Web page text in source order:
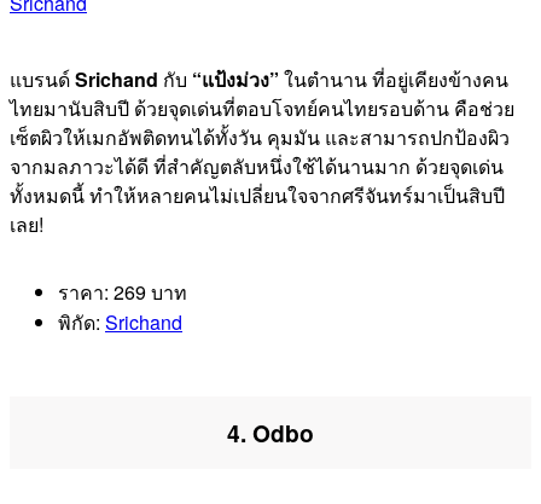
แบรนด์Srichand กับ “แป้งม่วง” ในตำนาน ที่อยู่เคียงข้างคน
ไทยมานับสิบปี ด้วยจุดเด่นที่ตอบโจทย์คนไทยรอบด้าน คือช่วย
เซ็ตผิวให้เมกอัพติดทนได้ทั้งวัน คุมมัน และสามารถปกป้องผิว
จากมลภาวะได้ดี ที่สำคัญตลับหนึ่งใช้ได้นานมาก ด้วยจุดเด่น
ทั้งหมดนี้ ทำให้หลายคนไม่เปลี่ยนใจจากศรีจันทร์มาเป็นสิบปี
เลย!
ราคา: 269 บาท
พิกัด: Srichand
4. Odbo